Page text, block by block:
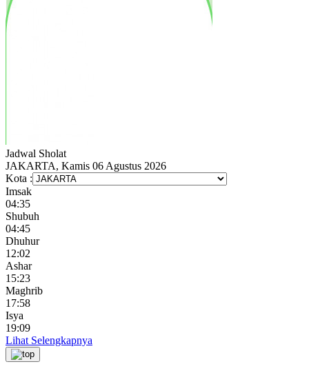
Jadwal Sholat
JAKARTA, Kamis 06 Agustus 2026
Kota :
Imsak
04:35
Shubuh
04:45
Dhuhur
12:02
Ashar
15:23
Maghrib
17:58
Isya
19:09
Lihat Selengkapnya